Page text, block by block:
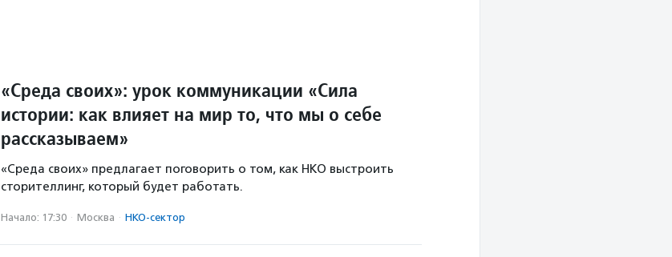
«Среда своих»: урок коммуникации «Сила
истории: как влияет на мир то, что мы о себе
рассказываем»
«Среда своих» предлагает поговорить о том, как НКО выстроить
сторителлинг, который будет работать.
Начало: 17:30 · Москва · НКО-сектор